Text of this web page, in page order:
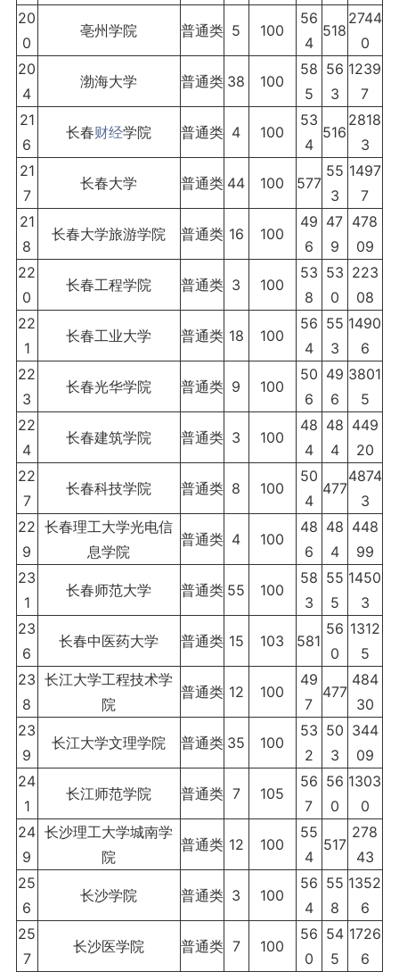
20
0
亳州学院 普通类 5 100
56
4
518
2744
0
20
4
渤海大学 普通类 38 100
58
5
56
3
1239
7
21
6
长春财经学院 普通类 4 100
53
4
516
2818
3
21
7
长春大学 普通类 44 100 577
55
3
1497
7
21
8
长春大学旅游学院 普通类 16 100
49
6
47
9
478
09
22
0
长春工程学院 普通类 3 100
53
8
53
0
223
08
22
1
长春工业大学 普通类 18 100
56
4
55
3
1490
6
22
3
长春光华学院 普通类 9 100
50
6
49
6
3801
5
22
4
长春建筑学院 普通类 3 100
48
4
48
4
449
20
22
7
长春科技学院 普通类 8 100
50
4
477
4874
3
22
9
长春理工大学光电信
息学院
普通类 4 100
48
6
48
4
448
99
23
1
长春师范大学 普通类 55 100
58
3
55
5
1450
3
23
6
长春中医药大学 普通类 15 103 581
56
0
1312
5
23
8
长江大学工程技术学
院
普通类 12 100
49
7
477
484
30
23
9
长江大学文理学院 普通类 35 100
53
2
50
3
344
09
24
1
长江师范学院 普通类 7 105
56
7
56
0
1303
0
24
9
长沙理工大学城南学
院
普通类 12 100
55
4
517
278
43
25
6
长沙学院 普通类 3 100
56
4
55
8
1352
6
25
7
长沙医学院 普通类 7 100
56
0
54
5
1726
6